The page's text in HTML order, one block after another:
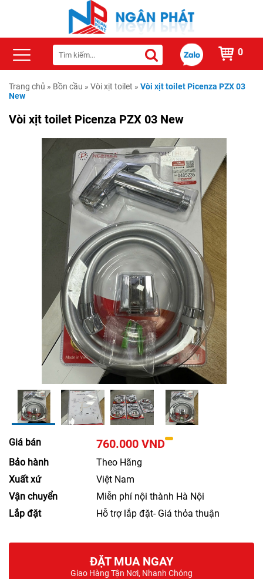
0
Trang chủ » Bồn cầu » Vòi xịt toilet » Vòi xịt toilet Picenza PZX 03
New
Vòi xịt toilet Picenza PZX 03 New
Giá bán 760.000 VND
Bảo hành
Theo Hãng
Xuất xứ
Việt Nam
Vận chuyển
Miễn phí nội thành Hà Nội
Lắp đặt
Hỗ trợ lắp đặt- Giá thỏa thuận
ĐẶT MUA NGAY
Giao Hàng Tận Nơi, Nhanh Chóng